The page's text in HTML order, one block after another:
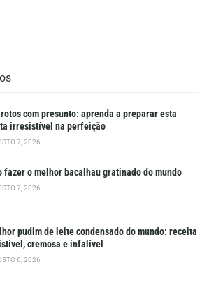
rotos com presunto: aprenda a preparar esta
irresistível na perfeição
7, 2026
fazer o melhor bacalhau gratinado do mundo
7, 2026
pudim de leite condensado do mundo: receita
cremosa e infalível
6, 2026